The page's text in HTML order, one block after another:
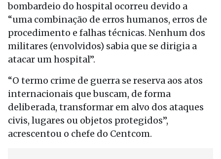
bombardeio do hospital ocorreu devido a
“uma combinação de erros humanos, erros de
procedimento e falhas técnicas. Nenhum dos
militares (envolvidos) sabia que se dirigia a
atacar um hospital”.
“O termo crime de guerra se reserva aos atos
internacionais que buscam, de forma
deliberada, transformar em alvo dos ataques
civis, lugares ou objetos protegidos”,
acrescentou o chefe do Centcom.